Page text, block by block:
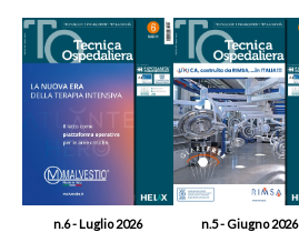
n.6 - Luglio 2026 n.5 - Giugno 2026